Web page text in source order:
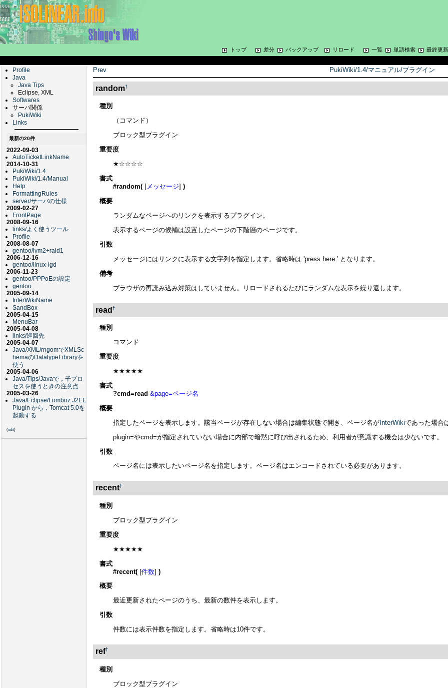
トップ 差分 バックアップ リロード 一覧 単語検索 最終更新
Profile
Java
Java Tips
Eclipse, XML
Softwares
サーバ関係
PukiWiki
Links
最新の20件
2022-09-03
AutoTicketLinkName
2014-10-31
PukiWiki/1.4
PukiWiki/1.4/Manual
Help
FormattingRules
server/サーバの仕様
2009-02-27
FrontPage
2008-09-16
links/よく使うツール
Profile
2008-08-07
gentoo/lvm2+raid1
2006-12-16
gentoo/linux-igd
2006-11-23
gentoo/PPPoEの設定
gentoo
2005-09-14
InterWikiName
SandBox
2005-04-15
MenuBar
2005-04-08
links/巡回先
2005-04-07
Java/XML/rngomでXMLSc
hemaのDatatypeLibraryを
使う
2005-04-06
Java/Tips/Javaで，子プロ
セスを使うときの注意点
2005-03-26
Java/Eclipse/Lomboz J2EE
Plugin から，Tomcat 5.0を
起動する
(edit)
Prev PukiWiki/1.4/マニュアル/プラグイン
random†
種別
（コマンド）
ブロック型プラグイン
重要度
★☆☆☆☆
書式
#random( [ メッセージ] )
概要
ランダムなページへのリンクを表示するプラグイン。
表示するページの候補は設置したページの下階層のページです。
引数
メッセージにはリンクに表示する文字列を指定します。省略時は 'press here.' となります。
備考
ブラウザの再読み込み対策はしていません。リロードされるたびにランダムな表示を繰り返します。
read †
種別
コマンド
重要度
★★★★★
書式
?cmd=read &page=ページ名
概要
指定したページを表示します。該当ページが存在しない場合は編集状態で開き、ページ名がInterWikiであった場合
plugin=やcmd=が指定されていない場合に内部で暗黙に呼び出されるため、利用者が意識する機会は少ないです。
引数
ページ名には表示したいページ名を指定します。ページ名はエンコードされている必要があります。
recent†
種別
ブロック型プラグイン
重要度
★★★★★
書式
#recent( [件数] )
概要
最近更新されたページのうち、最新の数件を表示します。
引数
件数には表示件数を指定します。省略時は10件です。
ref†
種別
ブロック型プラグイン